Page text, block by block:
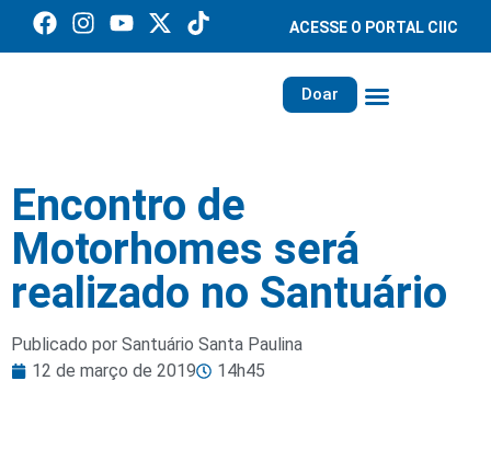
ACESSE O PORTAL CIIC
Doar
Encontro de
Motorhomes será
realizado no Santuário
Publicado por Santuário Santa Paulina
12 de março de 2019
14h45